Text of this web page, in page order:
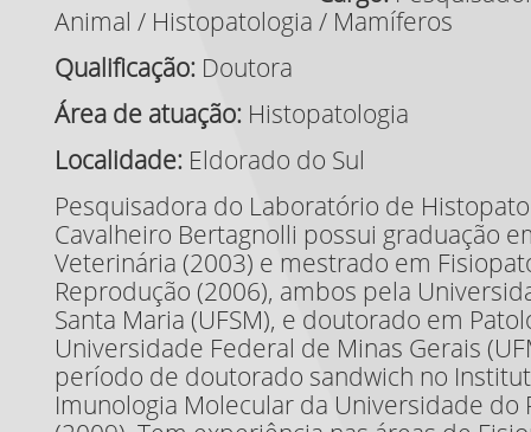
Animal / Histopatologia / Mamíferos
Qualificação: Doutora
Área de atuação: Histopatologia
Localidade: Eldorado do Sul
Pesquisadora do Laboratório de
Cavalheiro Bertagnolli possui graduação
Veterinária (2003) e mestrado em
Reprodução (2006), ambos pela
Santa Maria (UFSM), e doutorado em
Universidade Federal de Minas Gerais
período de doutorado sandwich no
Imunologia Molecular da Universidade do